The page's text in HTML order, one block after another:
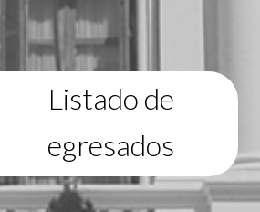
Listado de
egresados